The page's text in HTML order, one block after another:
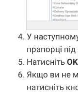
У
прапорці
Натисніть OK
Якщо ви не
натисніть